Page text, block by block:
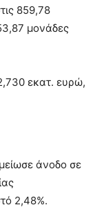
859,78
μονάδες
εκατ. ευρώ,
άνοδο σε
2,48%.